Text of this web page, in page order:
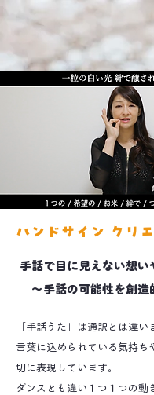
ハンドサイン クリ
手話で目に見えない想い
〜手話の可能性を創造
「手話うた」は通訳とは違い
言葉に込められている気持ち
切に表現しています。
ダンスとも違い１つ１つの動